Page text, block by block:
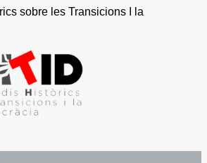
sobre les Transicions I la